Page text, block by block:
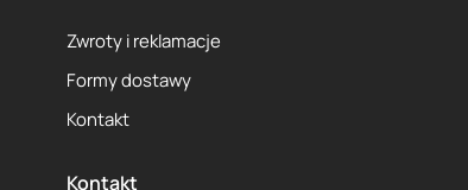
Zwroty i reklamacje
Formy dostawy
Kontakt
Kontakt